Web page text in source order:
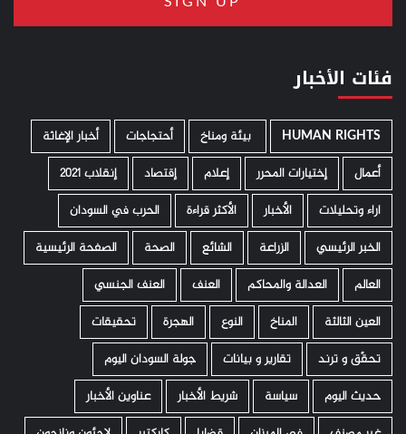
فئات الأخبار
HUMAN RIGHTS ­ بيئة ومناخ أحتجاجات
أخبار الإغاثة
أعمال
إختيارات المحرر إعلام إقتصاد
إنقلاب 2021
اراء وتحليلات
الأخبار الأكثر قراءة
الحرب في السودان
الخبر الرئيسي
الزراعة الشائع الصحة
الصفحة الرئيسية
العالم
العدالة والمحاكم العنف
العنف الجنسي
العين الثالثة
المناخ النوع الهجرة
تحقيقات
تحقّق و ترند
تقارير و بيانات
جولة السودان اليوم
حديث اليوم
سياسة شريط الأخبار
عناوين الأخبار